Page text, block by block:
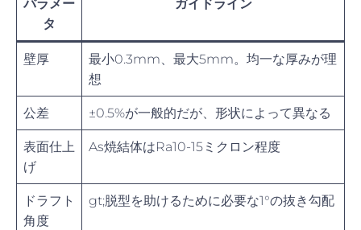
パラメー
タ
ガイドライン
壁厚
最小0.3mm、最大5mm。均一な厚みが理
想
公差 ±0.5%が一般的だが、形状によって異なる
表面仕上
げ
As焼結体はRa10-15ミクロン程度
ドラフト
角度
gt;脱型を助けるために必要な1°の抜き勾配